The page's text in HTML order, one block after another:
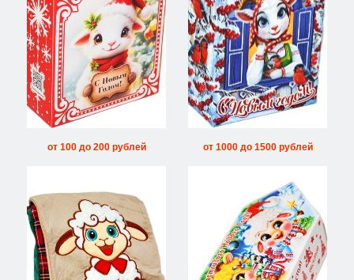
от 100 до 200 рублей от 1000 до 1500 рублей